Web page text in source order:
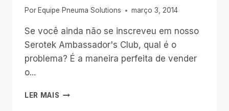
Por Equipe Pneuma Solutions março 3, 2014
Se você ainda não se inscreveu em nosso
Serotek Ambassador's Club, qual é o
problema? É a maneira perfeita de vender
o...
LER MAIS UMA